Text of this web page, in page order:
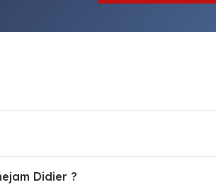
Didier ?